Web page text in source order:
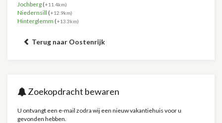
Jochberg (+11.4km)
Niedernsill (+12.9km)
Hinterglemm (+13.3km)
Terug naar Oostenrijk
Zoekopdracht bewaren
U ontvangt een e-mail zodra wij een nieuw vakantiehuis voor u
gevonden hebben.